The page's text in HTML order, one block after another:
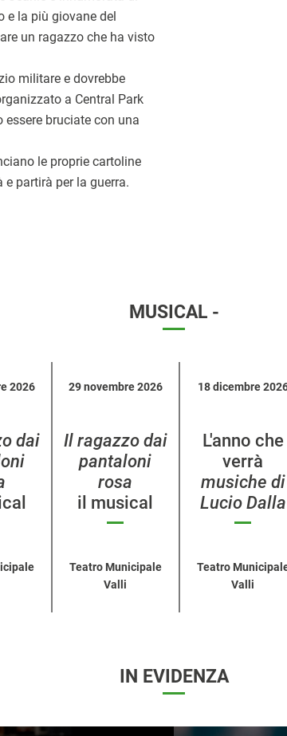
e la più giovane del
un ragazzo che ha visto
militare e dovrebbe
a Central Park
bruciate con una
le proprie cartoline
partirà per la guerra.
MUSICAL -
2026
dai
29 novembre 2026
Il ragazzo dai
pantaloni
rosa
il musical
Teatro Municipale
Valli
18 dicembre
L'anno che
verrà
musiche di
Lucio Dalla
Teatro
Valli
IN EVIDENZA